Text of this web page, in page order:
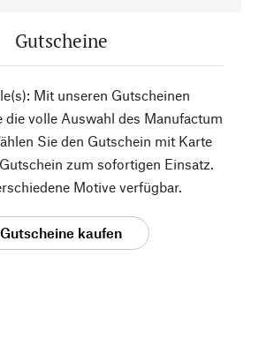
Gutscheine
Mit unseren Gutscheinen
die volle Auswahl des Manufactum
Sie den Gutschein mit Karte
zum sofortigen Einsatz.
Motive verfügbar.
Gutscheine kaufen